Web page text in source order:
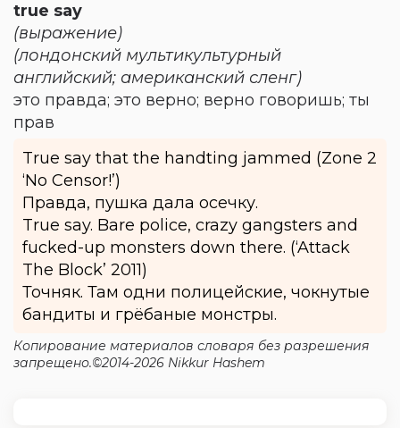
true say
(выражение)
(лондонский мультикультурный
английский; американский сленг)
это правда; это верно; верно говоришь; ты
прав
True say that the handting jammed (Zone 2
‘No Censor!’)
Правда, пушка дала осечку.
True say. Bare police, crazy gangsters and
fucked-up monsters down there. (‘Attack
The Block’ 2011)
Точняк. Там одни полицейские, чокнутые
бандиты и грёбаные монстры.
Копирование материалов словаря без разрешения
запрещено.©2014-2026 Nikkur Hashem